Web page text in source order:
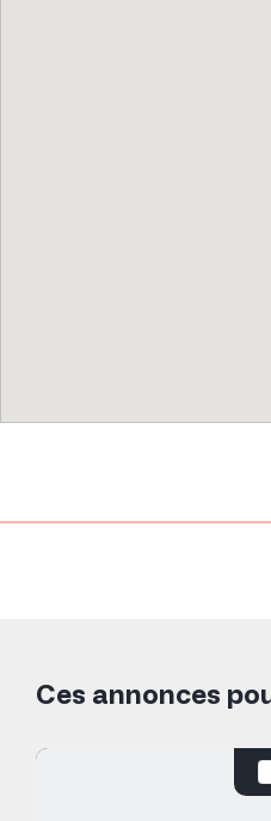
Ces annonces